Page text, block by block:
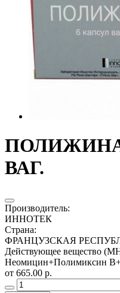
ВАГ.
Производитель:
ИННОТЕК
Страна:
ФРАНЦУЗСКАЯ
Действующее вещество
Неомицин+Полимиксин
от 665.00 р.